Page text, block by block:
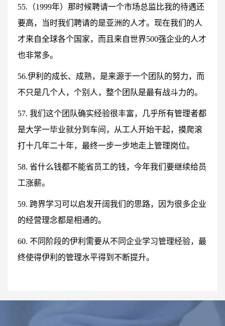
55.（1999年）那时候聘请一个市场总监比我的待遇还
要高，当时我们聘请的是亚洲的人才。现在我们的人
才来自全球各个国家，而且来自世界500强企业的人才
也非常多。
56.伊利的成长、成熟，是来源于一个团队的努力，而
不只是几个人，个别人，整个团队是最有战斗力的。
57. 我们这个团队确实经验很丰富，几乎所有管理者都
是大学一毕业就分到车间，从工人开始干起，摸爬滚
打十几年二十年，最终一步一步地走上管理岗位。
58. 省什么钱都不能省员工的钱，今年我们要继续给员
工涨薪。
59. 跨界学习可以启发开阔我们的思路，因为很多企业
的经营理念都是相通的。
60. 不同阶段的伊利需要从不同企业学习管理经验，最
终使得伊利的管理水平得到不断提升。